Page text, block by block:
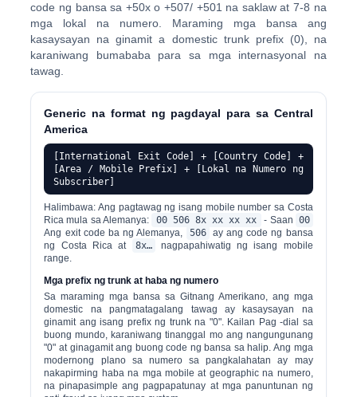
code ng bansa sa +50x o +507/ +501 na saklaw at 7-8 na
mga lokal na numero. Maraming mga bansa ang
kasaysayan na ginamit a domestic trunk prefix (0), na
karaniwang bumababa para sa mga internasyonal na
tawag.
Generic na format ng pagdayal para sa Central
America
[International Exit Code] + [Country Code] +
[Area / Mobile Prefix] + [Lokal na Numero ng
Subscriber]
Halimbawa: Ang pagtawag ng isang mobile number sa Costa
Rica mula sa Alemanya:
00 506 8x xx xx xx - Saan 00
Ang exit code ba ng Alemanya,
506 ay ang code ng bansa
ng Costa Rica at
8x…
nagpapahiwatig ng isang mobile
range.
Mga prefix ng trunk at haba ng numero
Sa maraming mga bansa sa Gitnang Amerikano, ang mga
domestic na pangmatagalang tawag ay kasaysayan na
ginamit ang isang prefix ng trunk na "0". Kailan Pag -dial sa
buong mundo, karaniwang tinanggal mo ang nangungunang
"0" at ginagamit ang buong code ng bansa sa halip. Ang mga
modernong plano sa numero sa pangkalahatan ay may
nakapirming haba na mga mobile at geographic na numero,
na pinapasimple ang pagpapatunay at mga panuntunan ng